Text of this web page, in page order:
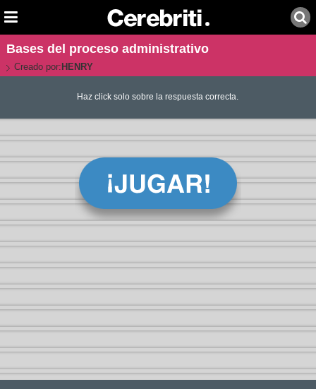
Bases del proceso administrativo
Creado por: HENRY
Haz click solo sobre la respuesta correcta.